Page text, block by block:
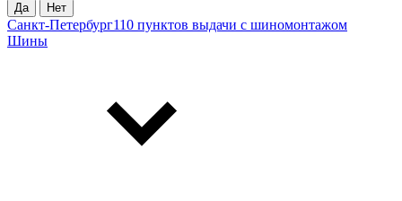
Да Нет
Санкт-Петербург110 пунктов выдачи с шиномонтажом
Шины